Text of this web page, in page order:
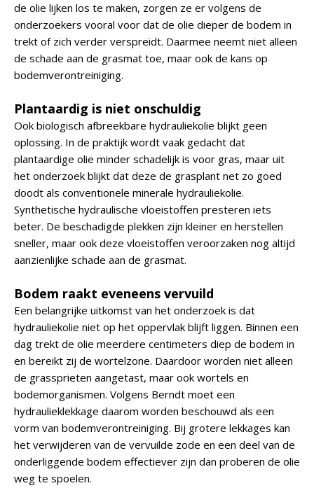
de olie lijken los te maken, zorgen ze er volgens de
onderzoekers vooral voor dat de olie dieper de bodem in
trekt of zich verder verspreidt. Daarmee neemt niet alleen
de schade aan de grasmat toe, maar ook de kans op
bodemverontreiniging.
Plantaardig is niet onschuldig
Ook biologisch afbreekbare hydrauliekolie blijkt geen
oplossing. In de praktijk wordt vaak gedacht dat
plantaardige olie minder schadelijk is voor gras, maar uit
het onderzoek blijkt dat deze de grasplant net zo goed
doodt als conventionele minerale hydrauliekolie.
Synthetische hydraulische vloeistoffen presteren iets
beter. De beschadigde plekken zijn kleiner en herstellen
sneller, maar ook deze vloeistoffen veroorzaken nog altijd
aanzienlijke schade aan de grasmat.
Bodem raakt eveneens vervuild
Een belangrijke uitkomst van het onderzoek is dat
hydrauliekolie niet op het oppervlak blijft liggen. Binnen een
dag trekt de olie meerdere centimeters diep de bodem in
en bereikt zij de wortelzone. Daardoor worden niet alleen
de grassprieten aangetast, maar ook wortels en
bodemorganismen. Volgens Berndt moet een
hydraulieklekkage daarom worden beschouwd als een
vorm van bodemverontreiniging. Bij grotere lekkages kan
het verwijderen van de vervuilde zode en een deel van de
onderliggende bodem effectiever zijn dan proberen de olie
weg te spoelen.